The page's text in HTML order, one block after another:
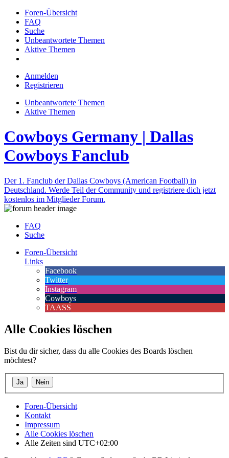
Foren-Übersicht
FAQ
Suche
Unbeantwortete Themen
Aktive Themen
Anmelden
Registrieren
Unbeantwortete Themen
Aktive Themen
Cowboys Germany | Dallas
Cowboys Fanclub
Der 1. Fanclub der Dallas Cowboys (American Football) in
Deutschland. Werde Teil der Community und registriere dich jetzt
kostenlos im Mitglieder Forum.
FAQ
Suche
Foren-Übersicht
Links
Facebook
Twitter
Instagram
Cowboys
TAASS
Alle Cookies löschen
Bist du dir sicher, dass du alle Cookies des Boards löschen
möchtest?
Foren-Übersicht
Kontakt
Impressum
Alle Cookies löschen
Alle Zeiten sind UTC+02:00